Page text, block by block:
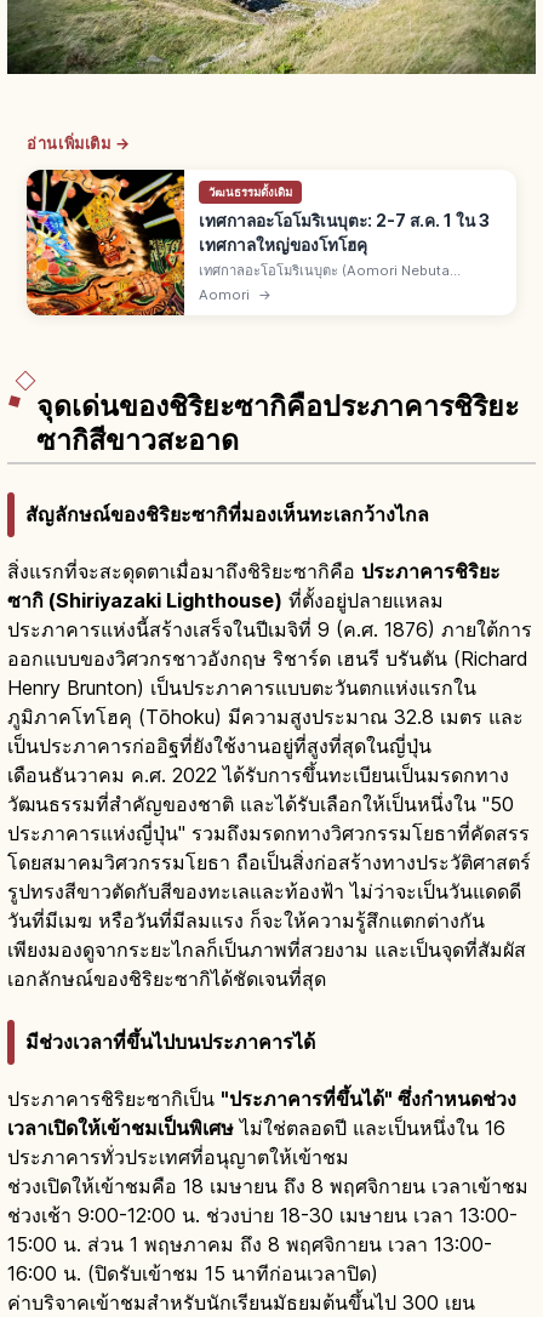
อ่านเพิ่มเติม →
วัฒนธรรมดั้งเดิม
เทศกาลอะโอโมริเนบุตะ: 2-7 ส.ค. 1 ใน 3
เทศกาลใหญ่ของโทโฮคุ
เทศกาลอะโอโมริเนบุตะ (Aomori Nebuta
Matsuri) เมืองอาโอโมริ จ.อาโอโมริ 2-7 ส.ค. ทุกปี
Aomori →
จุดเด่นของชิริยะซากิคือประภาคารชิริยะ
ซากิสีขาวสะอาด
สัญลักษณ์ของชิริยะซากิที่มองเห็นทะเลกว้างไกล
สิ่งแรกที่จะสะดุดตาเมื่อมาถึงชิริยะซากิคือ ประภาคารชิริยะ
ซากิ (Shiriyazaki Lighthouse) ที่ตั้งอยู่ปลายแหลม
ประภาคารแห่งนี้สร้างเสร็จในปีเมจิที่ 9 (ค.ศ. 1876) ภายใต้การ
ออกแบบของวิศวกรชาวอังกฤษ ริชาร์ด เฮนรี บรันตัน (Richard
Henry Brunton) เป็นประภาคารแบบตะวันตกแห่งแรกใน
ภูมิภาคโทโฮคุ (Tōhoku) มีความสูงประมาณ 32.8 เมตร และ
เป็นประภาคารก่ออิฐที่ยังใช้งานอยู่ที่สูงที่สุดในญี่ปุ่น
เดือนธันวาคม ค.ศ. 2022 ได้รับการขึ้นทะเบียนเป็นมรดกทาง
วัฒนธรรมที่สำคัญของชาติ และได้รับเลือกให้เป็นหนึ่งใน "50
ประภาคารแห่งญี่ปุ่น" รวมถึงมรดกทางวิศวกรรมโยธาที่คัดสรร
โดยสมาคมวิศวกรรมโยธา ถือเป็นสิ่งก่อสร้างทางประวัติศาสตร์
รูปทรงสีขาวตัดกับสีของทะเลและท้องฟ้า ไม่ว่าจะเป็นวันแดดดี
วันที่มีเมฆ หรือวันที่มีลมแรง ก็จะให้ความรู้สึกแตกต่างกัน
เพียงมองดูจากระยะไกลก็เป็นภาพที่สวยงาม และเป็นจุดที่สัมผัส
เอกลักษณ์ของชิริยะซากิได้ชัดเจนที่สุด
มีช่วงเวลาที่ขึ้นไปบนประภาคารได้
ประภาคารชิริยะซากิเป็น "ประภาคารที่ขึ้นได้" ซึ่งกำหนดช่วง
เวลาเปิดให้เข้าชมเป็นพิเศษ ไม่ใช่ตลอดปี และเป็นหนึ่งใน 16
ประภาคารทั่วประเทศที่อนุญาตให้เข้าชม
ช่วงเปิดให้เข้าชมคือ 18 เมษายน ถึง 8 พฤศจิกายน เวลาเข้าชม
ช่วงเช้า 9:00-12:00 น. ช่วงบ่าย 18-30 เมษายน เวลา 13:00-
15:00 น. ส่วน 1 พฤษภาคม ถึง 8 พฤศจิกายน เวลา 13:00-
16:00 น. (ปิดรับเข้าชม 15 นาทีก่อนเวลาปิด)
ค่าบริจาคเข้าชมสำหรับนักเรียนมัธยมต้นขึ้นไป 300 เยน